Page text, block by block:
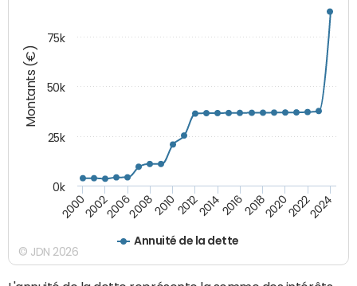
Montants (€)
Annuité de la dette
200020022006200820102012201420162018202020222024
0k
25k
50k
75k
© JDN 2026